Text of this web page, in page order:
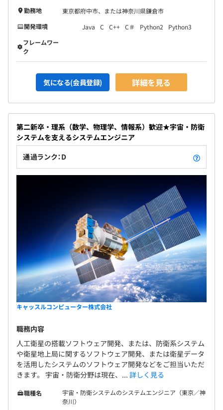
勤務地
東京都府中市、または神奈川県鎌倉市
開発環境
Java C C++ C＃ Python2
Python3
フレームワー
ク
気になる(会員登録) 詳細を見る
第二新卒・理系（数学、物理学、情報系）歓迎★宇宙・防衛
システムを支えるシステムエンジニア
通過ランク：D
キャッスルコンピューター株式会社
職務内容
人工衛星の搭載ソフトウェア開発、または、防衛系システム
や衛星地上局に関するソフトウェア開発、または衛星データ
を活用したシステムのソフトウェア開発などをご担当いただ
きます。 宇宙・防衛分野は現在、... 詳しく見る
職種名
宇宙・防衛システムのシステムエンジニア（東京／神
奈川）